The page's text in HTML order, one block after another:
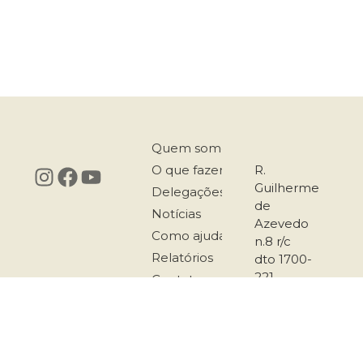
Quem somos
O que fazemos
Delegações
Notícias
Como ajudar
Relatórios
Contatos
R.
Guilherme
de
Azevedo
n.8 r/c
dto 1700-
221